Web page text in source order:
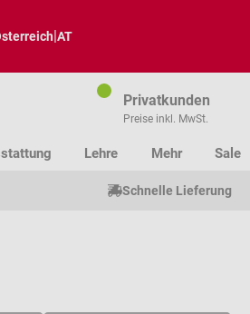
|AT
Privatkunden
Preise inkl. MwSt.
Lehre Mehr Sale
Schnelle Lieferung